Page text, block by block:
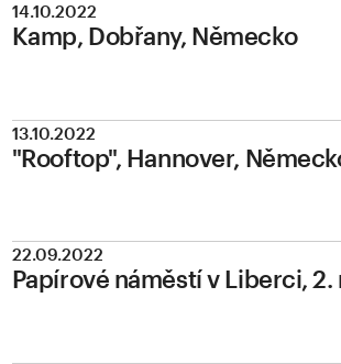
14.10.2022
Kamp, Dobřany, Německo
13.10.2022
"Rooftop", Hannover,
22.09.2022
Papírové náměstí v Liberci, 2.